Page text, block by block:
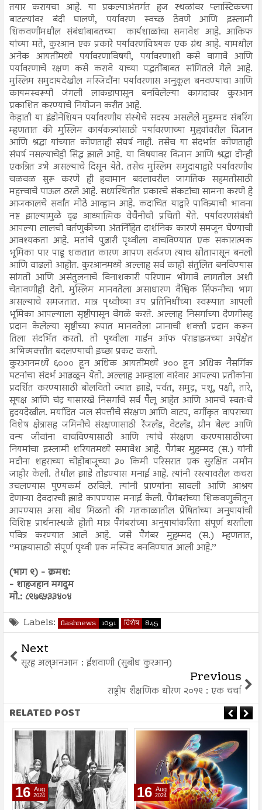
तयार करायचा आहे. या प्रकल्पाअंतर्गत हज स्थळांवर प्लास्टिकच्या
बाटल्यांवर बंदी घालणे, पर्यावरण स्वच्छ ठेवणे आणि इस्लामी
शिकवणींमधील संबंधांबाबतच्या कार्यशाळांचा समावेश आहे. आकिफ
यांच्या मते, कुरआन एक प्रकारे पर्यावरणविषयक एक ग्रंथ आहे. यामधील
अनेक आयतींमध्ये पर्यावरणाविषयी, पर्यावरणाशी कसे वागावे आणि
पर्यावरणाचे रक्षण कसे करावे याच्या पद्धतींबाबत सांगितले गेले आहे.
मुस्लिम समुदायदेखील मस्जिदींना पर्यावरणास अनुकूल बनवण्याचा आणि
कायमस्वरूपी जंगली लाकडापासून बनविलेल्या कागदावर कुरआन
प्रकाशित करण्याचे नियोजन करीत आहे.
केहाती या इंडोनेशियन पर्यावरणीय संस्थेचे सदस्य असलेले मुहम्मद संबरिंग
म्हणतात की मुस्लिम कार्यकत्र्यांसाठी पर्यावरणाच्या मुद्द्यांवरील विज्ञान
आणि श्रद्धा यांच्यात कोणताही संघर्ष नाही. तसेच या संदर्भात कोणताही
संघर्ष नसल्याचेही सिद्ध झाले आहे. या विषयावर विज्ञान आणि श्रद्धा दोन्ही
एकत्रित उभे असल्याचे दिसून येते. तसेच मुस्लिम समुदायाद्वारे पर्यावरणीय
चळवळ सुरू करणे ही हवामान बदलावरील जागतिक सहमतीसाठी
महत्त्वाचे पाऊल ठरले आहे. सध्यस्थितीत प्रकारचे संकटांचा सामना करणे हे
आजकालचे सर्वांत मोठे आव्हान आहे. कदाचित याद्वारे पावित्र्याची भावना
नष्ट झाल्यामुळे दृढ आध्यात्मिक वेचैनीची प्रचिती येते. पर्यावरणसंबंधी
आपल्या लालची वर्तणुकीच्या अंतर्निहित दार्शनिक कारणे समजून घेण्याची
आवश्यकता आहे. मतांचे पुढारी पृथ्वीला वाचविण्यात एक सकारात्मक
भूमिका पार पाडू शकतात कारण आपण सर्वजण त्याच स्रोतापासून बनलो
आणि वाढलो आहोत. कुरआनमध्ये अल्लाह सर्व काही संतुलित बनविण्यास
सांगतो आणि असंतुलनाचे विनाशकारी परिणाम भोगावे लागतील अशी
चेतावणीही देतो. मुस्लिम मानवतेला असाधारण वैश्विक सिंफनीचा भाग
असल्याचे समजतात. मात्र पृथ्वीच्या उप प्रतिनिधींच्या स्वरूपात आपली
भूमिका आपल्याला सृष्टीपासून वेगळे करते. अल्लाह निसर्गाच्या देणगीसह
प्रदान केलेल्या सृष्टीच्या रूपात मानवतेला ज्ञानाची शक्ती प्रदान करून
तिला संदर्भित करतो. तो पृथ्वीला गार्डन ऑफ पॅराडाइजच्या अपेक्षेत
अभिव्यक्तीत बदलण्याची इच्छा प्रकट करतो.
कुरआनमध्ये ६००० हून अधिक आयतींमध्ये ५०० हून अधिक नैसर्गिक
घटनांचा संदर्भ आढळून येतो. अल्लाह आम्हाला वारंवार आपल्या प्रतीकांना
प्रदर्शित करण्यासाठी बोलवितो ज्यात झाडे, पर्वत, समुद्र, पशू, पक्षी, तारे,
सूयक्ष आणि चंद्र यासारखे निसर्गाचे सर्व पैलू आहेत आणि आमचे स्वतःचे
हृदयदेखील. मर्यादित जल संपत्तीचे संरक्षण आणि वाटप, वर्गीकृत वापराच्या
विशेष क्षेत्रासह जमिनीचे संरक्षणासाठी रेंजलँड, वेटलँड, ग्रीन बेल्ट आणि
वन्य जीवांना वाचविण्यासाठी आणि त्यांचे संरक्षण करण्यासाठीच्या
नियमांचा इस्लामी शरियतमध्ये समावेश आहे. पैगंबर मुहम्मद (स.) यांनी
मदीना शहराच्या चोहोबाजूच्या ३० किमी परिसरात एक सुरक्षित जमीन
जाहीर केली. तेथील झाडे तोडण्यास मनाई आहे. त्यांनी रस्त्यावरील कचरा
उचलण्यास पुण्यकर्म ठरविले. त्यांनी प्राण्यांना सावली आणि आश्रय
देणाऱ्या देवदारची झाडे कापण्यास मनाई केली. पैगंबरांच्या शिकवणुकीतून
आपण्यास असा बोध मिळतो की गतकाळातील प्रेषितांच्या अनुयायांची
विशिष्ट प्रार्थनास्थळे होती मात्र पैगंबरांच्या अनुयायांकरिता संपूर्ण धरतीला
पवित्र करण्यात आले आहे. जसे पैगंबर मुहम्मद (स.) म्हणतात,
‘’माझ्यासाठी संपूर्ण पृथ्वी एक मस्जिद बनविण्यात आली आहे.’’
(भाग ९) - क्रमश:
- शाहजहान मगदुम
मो.: ८९७६५३३४०४
Labels: flashnews 1091 विशेष 845
Next
सूरह अल्अनआम : ईशवाणी (सुबोध कुरआन)
Previous
राष्ट्रीय शैक्षणिक धोरण २०१९ : एक चर्चा
RELATED POST
16 Aug
2024 16 Aug
2024